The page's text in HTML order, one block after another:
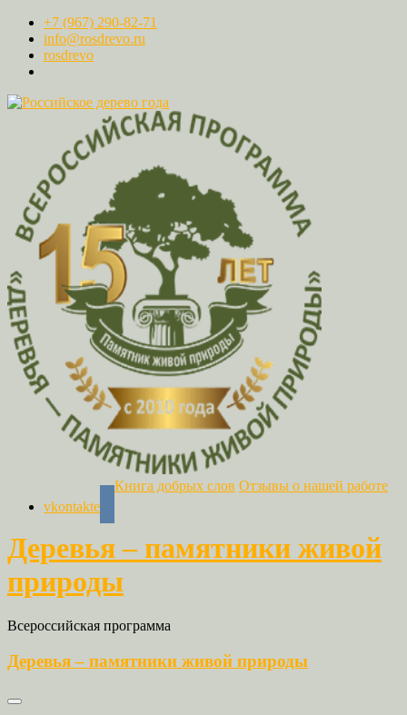
+7 (967) 290-82-71
info@rosdrevo.ru
rosdrevo
vkontakte
Книга добрых слов Отзывы о нашей работе
Деревья – памятники живой
природы
Всероссийская программа
Деревья – памятники живой природы